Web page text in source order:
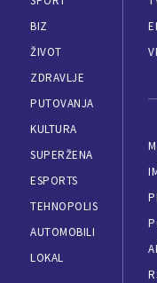
BIZ
ŽIVOT
ZDRAVLJE
PUTOVANJA
KULTURA
SUPERŽENA
ESPORTS
TEHNOPOLIS
AUTOMOBILI
LOKAL